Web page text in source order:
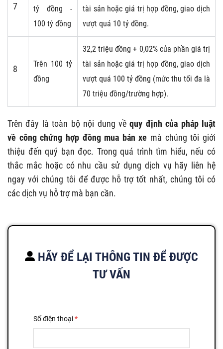
7
tỷ đồng -
100 tỷ đồng
tài sản hoặc giá trị hợp đồng, giao dịch
vượt quá 10 tỷ đồng.
8
Trên 100 tỷ
đồng
32,2 triệu đồng + 0,02% của phần giá trị
tài sản hoặc giá trị hợp đồng, giao dịch
vượt quá 100 tỷ đồng (mức thu tối đa là
70 triệu đồng/trường hợp).
Trên đây là toàn bộ nội dung vềquy định của pháp luật
về công chứng hợp đồng mua bán xe mà chúng tôi giới
thiệu đến quý bạn đọc. Trong quá trình tìm hiểu, nếu có
thắc mắc hoặc có nhu cầu sử dụng dịch vụ hãy liên hệ
ngay với chúng tôi để được hỗ trợ tốt nhất, chúng tôi có
các dịch vụ hỗ trợ mà bạn cần.
HÃY ĐỂ LẠI THÔNG TIN ĐỂ ĐƯỢC
TƯ VẤN